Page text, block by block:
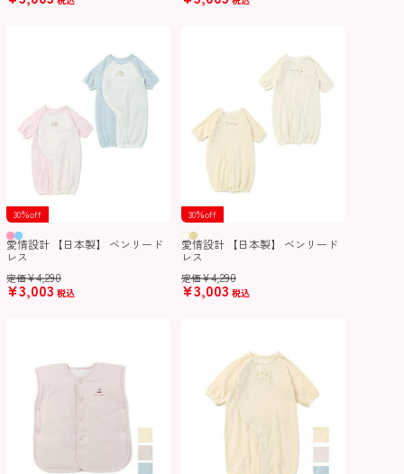
30％off
愛情設計 【日本製】 ベンリード
レス
定価¥4,290
¥3,003 税込
30％off
愛情設計 【日本製】 ベンリード
レス
定価¥4,290
¥3,003 税込